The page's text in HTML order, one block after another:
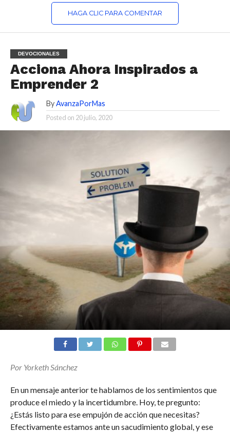
HAGA CLIC PARA COMENTAR
DEVOCIONALES
Acciona Ahora Inspirados a
Emprender 2
By AvanzaPorMas
Posted on 20 julio, 2020
Por Yorketh Sánchez
En un mensaje anterior te hablamos de los sentimientos que
produce el miedo y la incertidumbre. Hoy, te pregunto:
¿Estás listo para ese empujón de acción que necesitas?
Efectivamente estamos ante un sacudimiento global, y ese